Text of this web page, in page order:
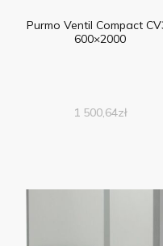
Purmo Ventil Compact
600×2000
1 500,64zł